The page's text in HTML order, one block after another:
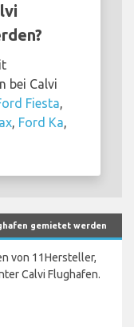
bei Calvi
Fiesta
Ford Ka
gemietet werden
von 11Hersteller,
Calvi Flughafen.